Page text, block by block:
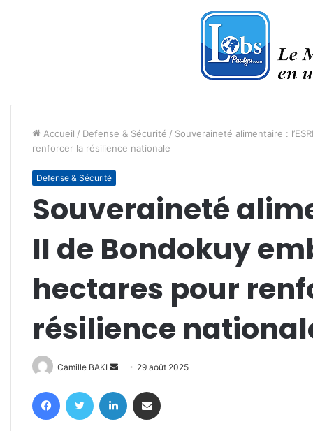
Accueil / Defense & Sécurité / Souveraineté alimentaire :
renforcer la résilience nationale
Defense & Sécurité
Souveraineté
II de Bondokuy
hectares pour
résilience
Camille BAKI
Envoyer
courriel
29 août 2025
FacebookTwitter Linkedin